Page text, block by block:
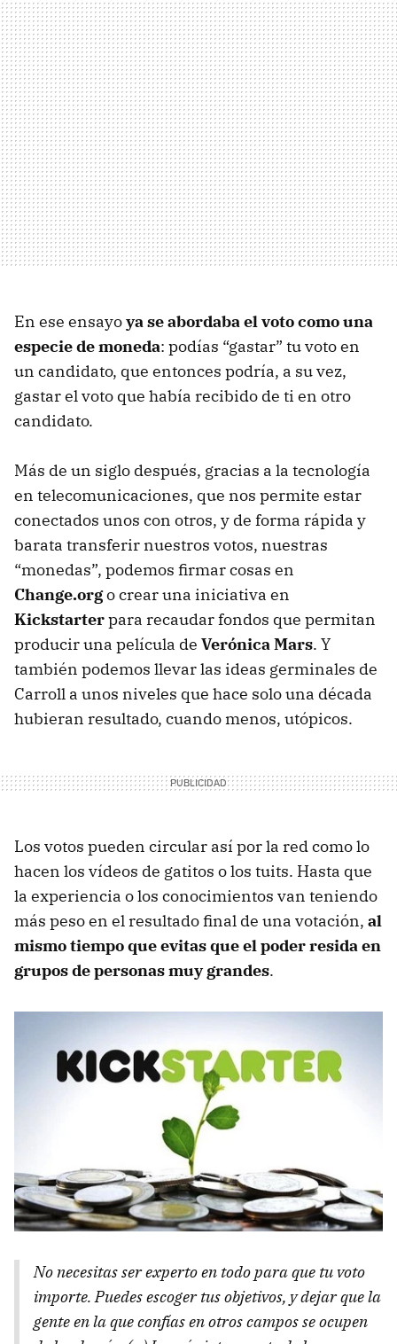
En ese ensayoya se abordaba el voto como una
especie de moneda: podías “gastar” tu voto en
un candidato, que entonces podría, a su vez,
gastar el voto que había recibido de ti en otro
candidato.
Más de un siglo después, gracias a la tecnología
en telecomunicaciones, que nos permite estar
conectados unos con otros, y de forma rápida y
barata transferir nuestros votos, nuestras
“monedas”, podemos firmar cosas en
Change.orgo crear una iniciativa en
Kickstarterpara recaudar fondos que permitan
producir una película de Verónica Mars. Y
también podemos llevar las ideas germinales de
Carroll a unos niveles que hace solo una década
hubieran resultado, cuando menos, utópicos.
Los votos pueden circular así por la red como lo
hacen los vídeos de gatitos o los tuits. Hasta que
la experiencia o los conocimientos van teniendo
más peso en el resultado final de una votación, al
mismo tiempo que evitas que el poder resida en
grupos de personas muy grandes.
No necesitas ser experto en todo para que tu voto
importe. Puedes escoger tus objetivos, y dejar que la
gente en la que confías en otros campos se ocupen